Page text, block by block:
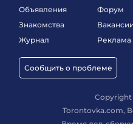
Объявления
Знакомства
Журнал
Сообщить о проблеме
Форум
Реклама
Copyright
Torontovka.com,